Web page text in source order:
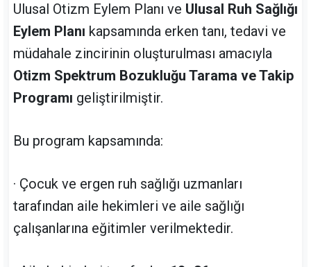
Ulusal Otizm Eylem Planı ve Ulusal Ruh Sağlığı
Eylem Planı kapsamında erken tanı, tedavi ve
müdahale zincirinin oluşturulması amacıyla
Otizm Spektrum Bozukluğu Tarama ve Takip
Programı geliştirilmiştir.
Bu program kapsamında:
· Çocuk ve ergen ruh sağlığı uzmanları
tarafından aile hekimleri ve aile sağlığı
çalışanlarına eğitimler verilmektedir.